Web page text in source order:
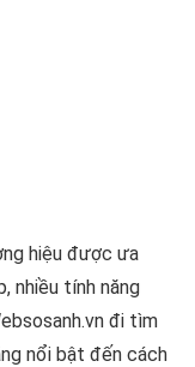
hiệu được ưa
nhiều tính năng
đi tìm
nổi bật đến cách